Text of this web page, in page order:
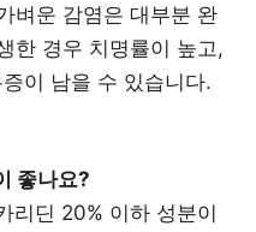
벼운 감염은 대부분 완
한 경우 치명률이 높고,
이 남을 수 있습니다.
좋나요?
리딘 20% 이하 성분이